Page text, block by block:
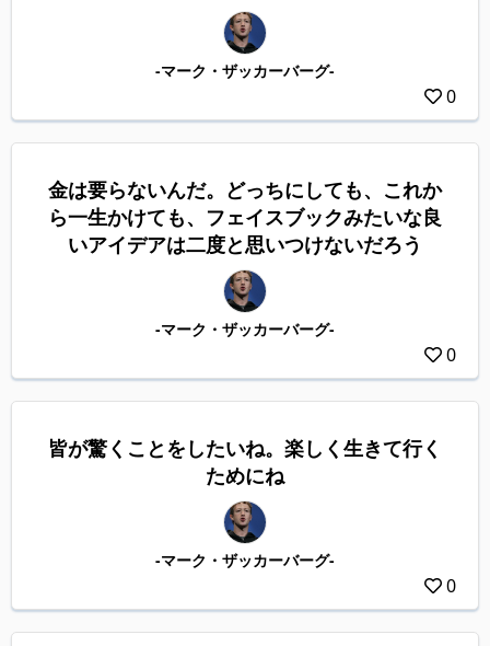
0
-マーク・ザッカーバーグ-
0
金は要らないんだ。どっちにしても、これか
ら一生かけても、フェイスブックみたいな良
いアイデアは二度と思いつけないだろう
-マーク・ザッカーバーグ-
0
皆が驚くことをしたいね。楽しく生きて行く
ためにね
-マーク・ザッカーバーグ-